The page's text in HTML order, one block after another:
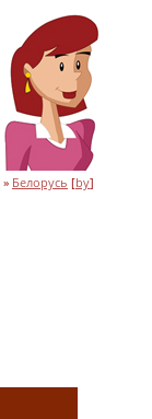
» Белорусь [by]